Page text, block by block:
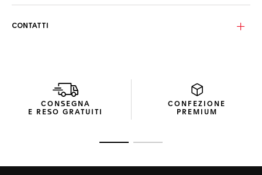
CONTATTI
CONSEGNA
E RESO GRATUITI
CONFEZIONE
PREMIUM